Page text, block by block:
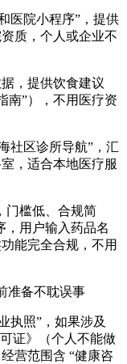
医院小程序”，提供
质，个人或企业不
，提供饮食建议
南”），不用医疗资
社区诊所导航”，汇
，适合本地医疗服
门槛低、合规简
，用户输入药品名
能完全合规，不用
准备不耽误事
执照”，如果涉及
证》（个人不能做
营范围含 “健康咨